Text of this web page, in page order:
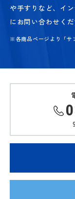
や手すりなど、 イ
にお問い合わせくだ
※各商品ページより「サ